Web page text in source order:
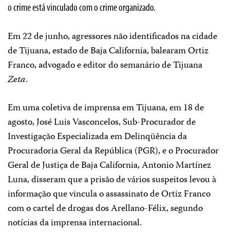
o crime está vinculado com o crime organizado.
Em 22 de junho, agressores não identificados na cidade
de Tijuana, estado de Baja California, balearam Ortiz
Franco, advogado e editor do semanário de Tijuana
Zeta.
Em uma coletiva de imprensa em Tijuana, em 18 de
agosto, José Luis Vasconcelos, Sub-Procurador de
Investigação Especializada em Delinqüência da
Procuradoria Geral da República (PGR), e o Procurador
Geral de Justiça de Baja California, Antonio Martínez
Luna, disseram que a prisão de vários suspeitos levou à
informação que vincula o assassinato de Ortiz Franco
com o cartel de drogas dos Arellano-Félix, segundo
notícias da imprensa internacional.